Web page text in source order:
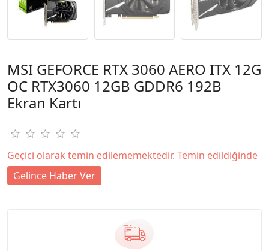
MSI GEFORCE RTX 3060 AERO ITX 12G
OC RTX3060 12GB GDDR6 192B
Ekran Kartı
Geçici olarak temin edilememektedir. Temin edildiğinde
Gelince Haber Ver